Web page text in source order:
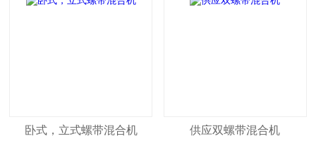
卧式，立式螺带混合机 供应双螺带混合机